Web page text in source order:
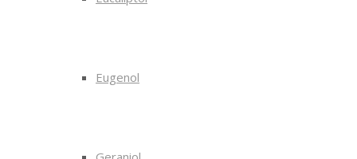
Eugenol